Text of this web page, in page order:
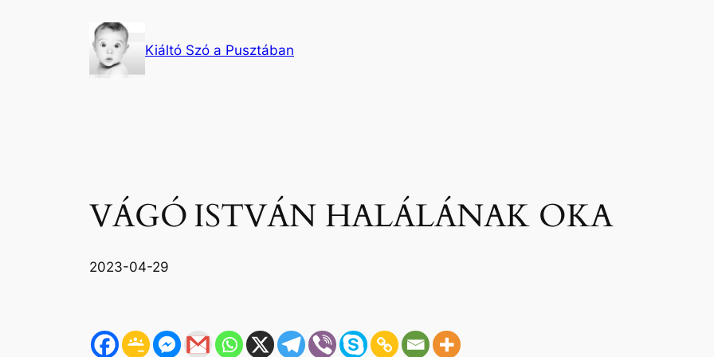
Kiáltó Szó a Pusztában
VÁGÓ ISTVÁN HALÁLÁNAK OKA
2023-04-29